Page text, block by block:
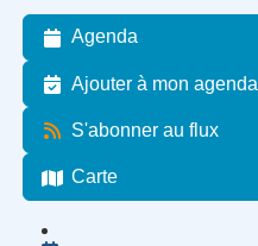
Agenda
Ajouter à mon agenda
S'abonner au flux
Carte